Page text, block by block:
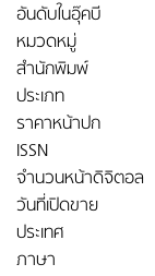
อันดับในอุ๊คบี
หมวดหมู่
สำนักพิมพ์
ประเภท
ราคาหน้าปก
ISSN
จำนวนหน้าดิจิตอล
วันที่เปิดขาย
ประเทศ
ภาษา